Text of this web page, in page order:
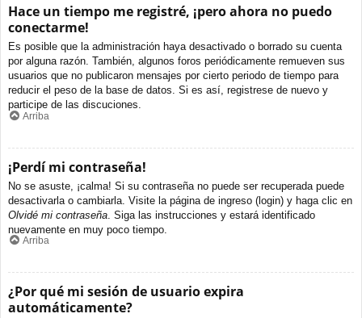
Hace un tiempo me registré, ¡pero ahora no puedo
conectarme!
Es posible que la administración haya desactivado o borrado su cuenta
por alguna razón. También, algunos foros periódicamente remueven sus
usuarios que no publicaron mensajes por cierto periodo de tiempo para
reducir el peso de la base de datos. Si es así, registrese de nuevo y
participe de las discuciones.
Arriba
¡Perdí mi contraseña!
No se asuste, ¡calma! Si su contraseña no puede ser recuperada puede
desactivarla o cambiarla. Visite la página de ingreso (login) y haga clic en
Olvidé mi contraseña . Siga las instrucciones y estará identificado
nuevamente en muy poco tiempo.
Arriba
¿Por qué mi sesión de usuario expira
automáticamente?